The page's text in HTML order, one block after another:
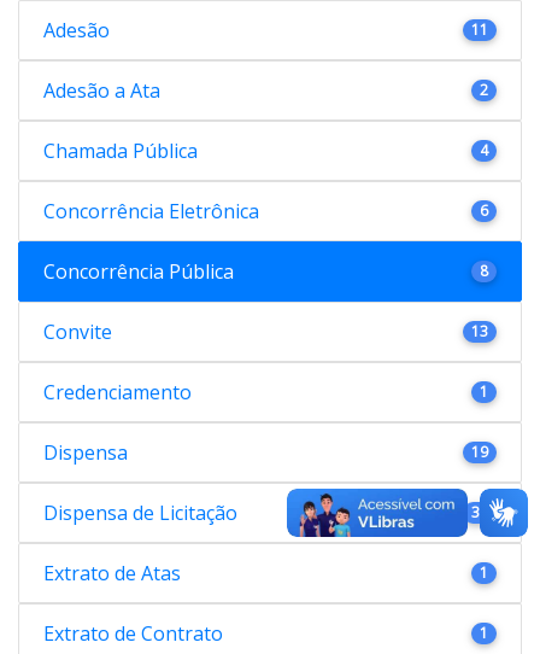
Adesão 11
Adesão a Ata 2
Chamada Pública 4
Concorrência Eletrônica 6
Concorrência Pública 8
Convite 13
Credenciamento 1
Dispensa 19
Dispensa de Licitação 38
Extrato de Atas 1
Extrato de Contrato 1